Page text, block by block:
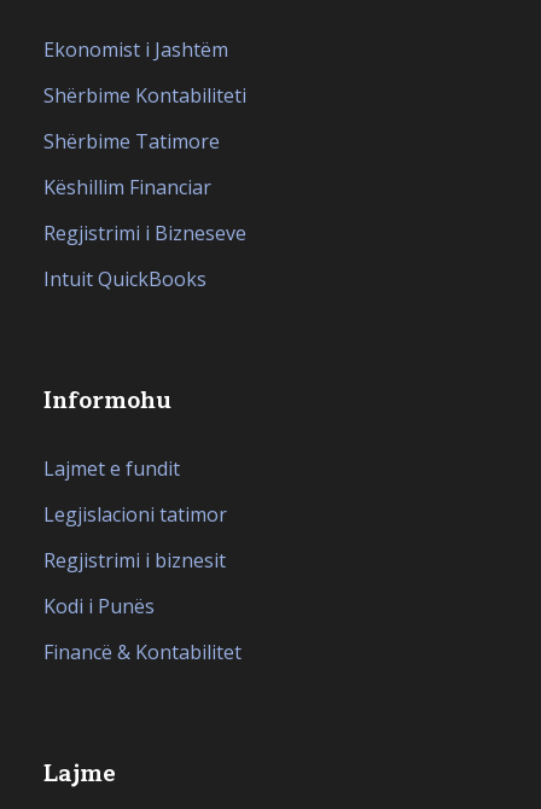
Ekonomist i Jashtëm
Shërbime Kontabiliteti
Shërbime Tatimore
Këshillim Financiar
Regjistrimi i Bizneseve
Intuit QuickBooks
Informohu
Lajmet e fundit
Legjislacioni tatimor
Regjistrimi i biznesit
Kodi i Punës
Financë & Kontabilitet
Lajme